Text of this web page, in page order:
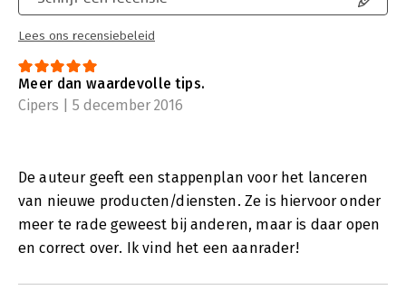
Lees ons recensiebeleid
Meer dan waardevolle tips.
Cipers | 5 december 2016
De auteur geeft een stappenplan voor het lanceren
van nieuwe producten/diensten. Ze is hiervoor onder
meer te rade geweest bij anderen, maar is daar open
en correct over. Ik vind het een aanrader!